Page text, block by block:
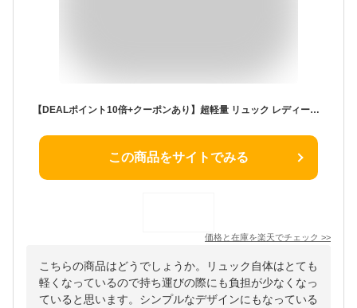
【DEALポイント10倍+クーポンあり】超軽量 リュック レディース メンズ 大容量 防水 防災 災害 撥水 軽い 通勤 通学 女子 非常時用 黒い マザーズリュック リュックサック 軽量 避難 旅行 50代 おしゃれ カジュアル パソコン A4 バッグ 人気 バッグの日 beefine
この商品をサイトでみる
価格と在庫を楽天でチェック >>
こちらの商品はどうでしょうか。リュック自体はとても
軽くなっているので持ち運びの際にも負担が少なくなっ
ていると思います。シンプルなデザインにもなっている